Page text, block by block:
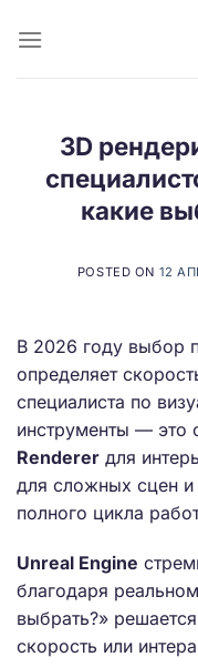
3D
какие
POSTED ON 12
В 2026 году выбор
определяет
специалиста по
инструменты — это
Renderer для
для сложных сцен и
полного цикла
Unreal Engine
благодаря
выбрать?»
скорость или